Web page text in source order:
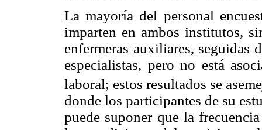
La mayoría del personal
imparten en ambos institutos,
enfermeras auxiliares, seguidas
especialistas, pero no está
laboral; estos resultados se
donde los participantes de su
puede suponer que la